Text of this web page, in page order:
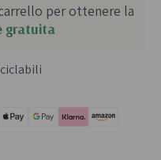
per ottenere la
gratuita